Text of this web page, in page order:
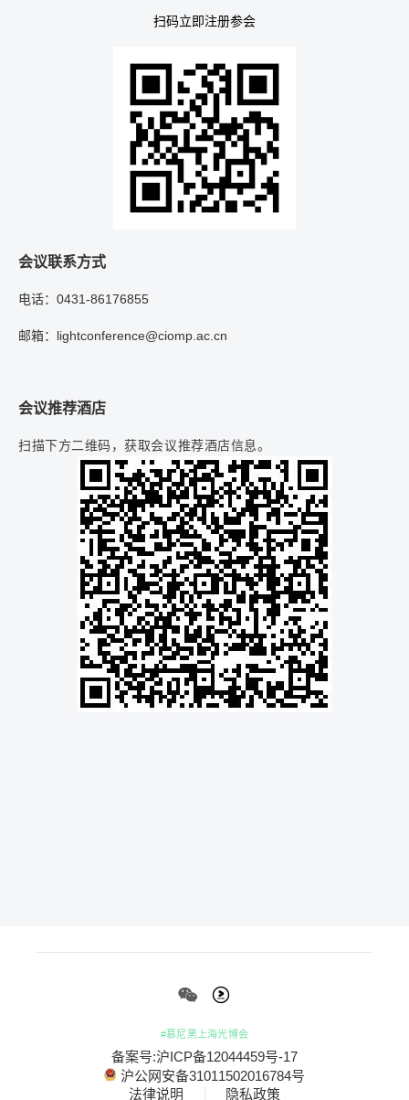
扫码立即注册参会
会议联系方式
电话：0431-86176855
邮箱：lightconference@ciomp.ac.cn
会议推荐酒店
扫描下方二维码，获取会议推荐酒店信息。
#慕尼黑上海光博会
备案号:沪ICP备12044459号-17
沪公网安备31011502016784号
法律说明
隐私政策